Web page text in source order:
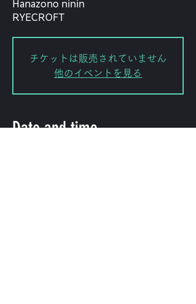
Hanazono ninin
RYECROFT
チケットは販売されていません
他のイベントを見る
Date and time